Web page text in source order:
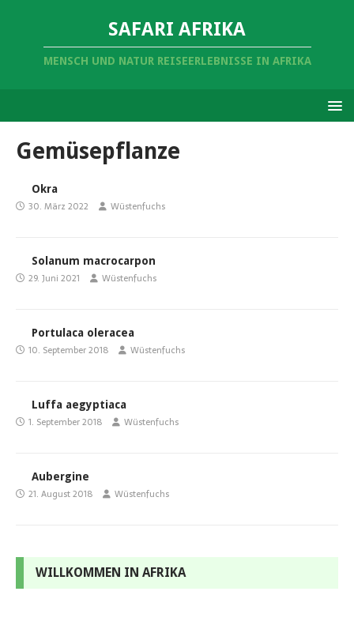
SAFARI AFRIKA
MENSCH UND NATUR REISEERLEBNISSE IN AFRIKA
Gemüsepflanze
Okra
30. März 2022 Wüstenfuchs
Solanum macrocarpon
29. Juni 2021 Wüstenfuchs
Portulaca oleracea
10. September 2018 Wüstenfuchs
Luffa aegyptiaca
1. September 2018 Wüstenfuchs
Aubergine
21. August 2018 Wüstenfuchs
WILLKOMMEN IN AFRIKA